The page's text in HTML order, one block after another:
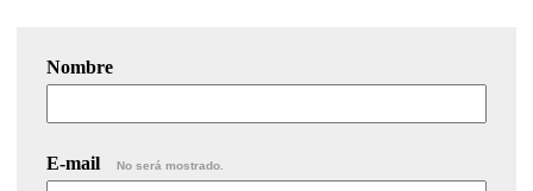
Nombre
E-mail No será mostrado.